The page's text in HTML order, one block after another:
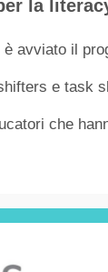
la
avviato il
e task
che